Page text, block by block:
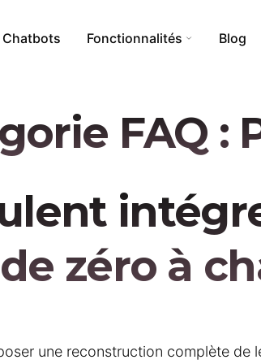
Chatbots Fonctionnalités
Addon
Création de
Création
Blog
FAQ :
zéro à
une reconstruction complète de